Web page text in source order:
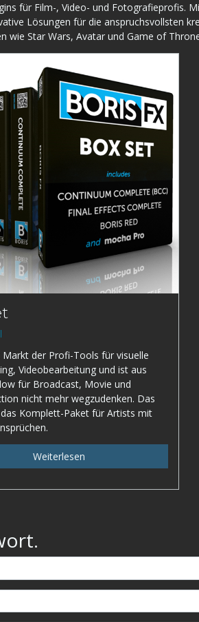
für Film-, Video- und Fotografieprofis.
Lösungen für die anspruchsvollsten
wie Star Wars, Avatar und Game of
Markt der Profi-Tools für visuelle
Videobearbeitung und ist aus
für Broadcast, Movie und
nicht mehr wegzudenken. Das
Komplett-Paket für Artists mit
Weiterlesen